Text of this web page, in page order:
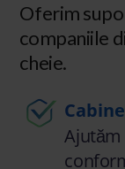
Oferim
companiile
cheie.
Ajutăm